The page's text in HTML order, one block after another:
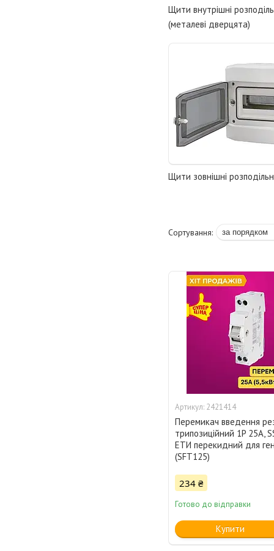
Щити внутрішні
(металеві дверцята)
Щити зовнішні
2421414
Перемикач введення
трипозиційний 1P 25А,
ЕТИ перекидний для
(SFT125)
234 ₴
Готово до відправки
Купити